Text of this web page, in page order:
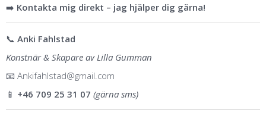
➡️ Kontakta mig direkt – jag hjälper dig gärna!
📞 Anki Fahlstad
Konstnär & Skapare av Lilla Gumman
📧 Ankifahlstad@gmail.com
📱 +46 709 25 31 07 (gärna sms)